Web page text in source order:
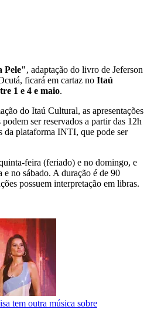
Pele", adaptação do livro de Jeferson
ficará em cartaz no Itaú
1 e 4 e maio.
do Itaú Cultural, as apresentações
podem ser reservados a partir das 12h
da plataforma INTI, que pode ser
feira (feriado) e no domingo, e
e no sábado. A duração é de 90
possuem interpretação em libras.
tem outra música sobre